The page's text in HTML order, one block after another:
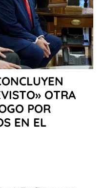
OTRA
POR
EN EL